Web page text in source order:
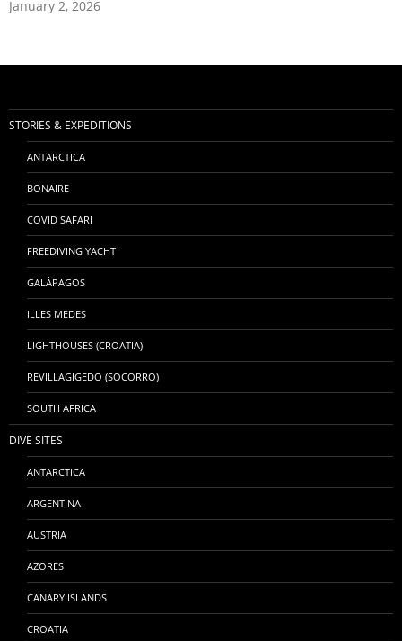
January 2, 2026
STORIES & EXPEDITIONS
ANTARCTICA
BONAIRE
COVID SAFARI
FREEDIVING YACHT
GALÁPAGOS
ILLES MEDES
LIGHTHOUSES (CROATIA)
REVILLAGIGEDO (SOCORRO)
SOUTH AFRICA
DIVE SITES
ANTARCTICA
ARGENTINA
AUSTRIA
AZORES
CANARY ISLANDS
CROATIA